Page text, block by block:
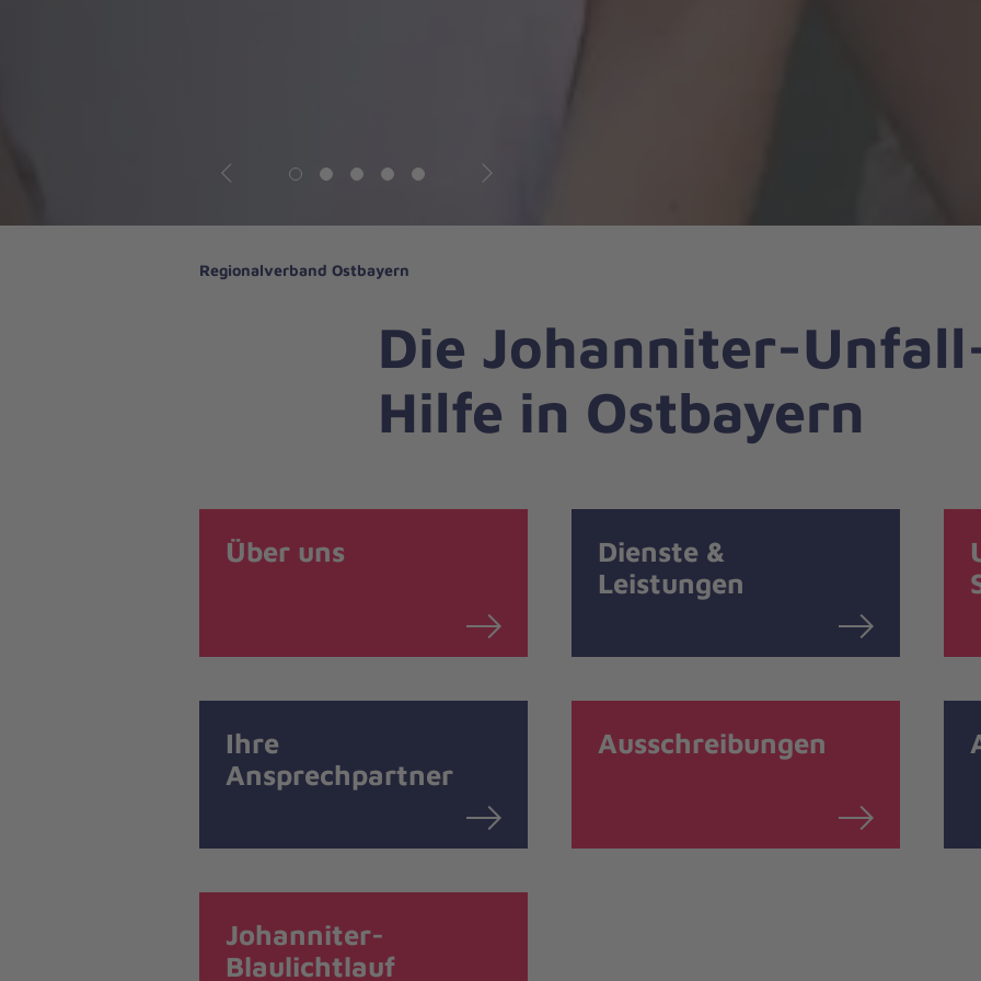
Regionalverband Ostbayern
Die Johanniter-
Hilfe in Ostbayern
Über uns
Dienste &
Leistungen
Ihre
Ansprechpartner
Ausschreibungen
Johanniter-
Blaulichtlauf